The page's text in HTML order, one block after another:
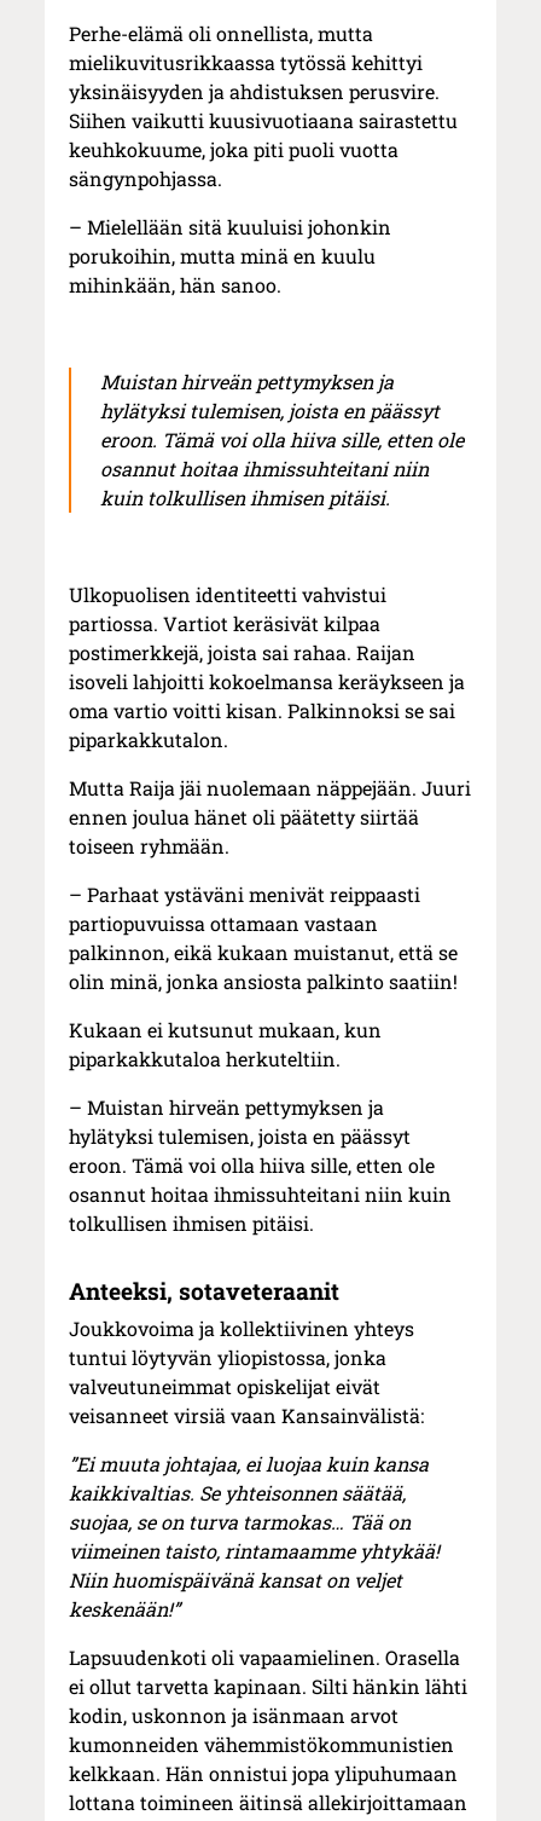
Perhe-elämä oli onnellista, mutta
mielikuvitusrikkaassa tytössä kehittyi
yksinäisyyden ja ahdistuksen perusvire.
Siihen vaikutti kuusivuotiaana sairastettu
keuhkokuume, joka piti puoli vuotta
sängynpohjassa.
– Mielellään sitä kuuluisi johonkin
porukoihin, mutta minä en kuulu
mihinkään, hän sanoo.
Muistan hirveän pettymyksen ja
hylätyksi tulemisen, joista en päässyt
eroon. Tämä voi olla hiiva sille, etten ole
osannut hoitaa ihmissuhteitani niin
kuin tolkullisen ihmisen pitäisi.
Ulkopuolisen identiteetti vahvistui
partiossa. Vartiot keräsivät kilpaa
postimerkkejä, joista sai rahaa. Raijan
isoveli lahjoitti kokoelmansa keräykseen ja
oma vartio voitti kisan. Palkinnoksi se sai
piparkakkutalon.
Mutta Raija jäi nuolemaan näppejään. Juuri
ennen joulua hänet oli päätetty siirtää
toiseen ryhmään.
– Parhaat ystäväni menivät reippaasti
partiopuvuissa ottamaan vastaan
palkinnon, eikä kukaan muistanut, että se
olin minä, jonka ansiosta palkinto saatiin!
Kukaan ei kutsunut mukaan, kun
piparkakkutaloa herkuteltiin.
– Muistan hirveän pettymyksen ja
hylätyksi tulemisen, joista en päässyt
eroon. Tämä voi olla hiiva sille, etten ole
osannut hoitaa ihmissuhteitani niin kuin
tolkullisen ihmisen pitäisi.
Anteeksi, sotaveteraanit
Joukkovoima ja kollektiivinen yhteys
tuntui löytyvän yliopistossa, jonka
valveutuneimmat opiskelijat eivät
veisanneet virsiä vaan Kansainvälistä:
”Ei muuta johtajaa, ei luojaa kuin kansa
kaikkivaltias. Se yhteisonnen säätää,
suojaa, se on turva tarmokas… Tää on
viimeinen taisto, rintamaamme yhtykää!
Niin huomispäivänä kansat on veljet
keskenään!”
Lapsuudenkoti oli vapaamielinen. Orasella
ei ollut tarvetta kapinaan. Silti hänkin lähti
kodin, uskonnon ja isänmaan arvot
kumonneiden vähemmistökommunistien
kelkkaan. Hän onnistui jopa ylipuhumaan
lottana toimineen äitinsä allekirjoittamaan